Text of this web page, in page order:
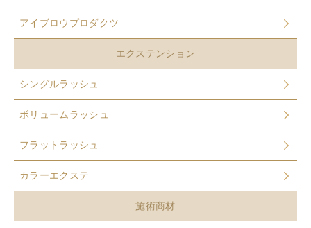
アイブロウプロダクツ
エクステンション
シングルラッシュ
ボリュームラッシュ
フラットラッシュ
カラーエクステ
施術商材